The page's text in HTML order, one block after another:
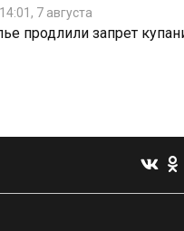
14:01, 7 августа
продлили запрет